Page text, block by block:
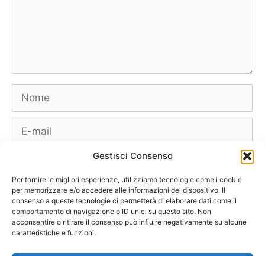
Gestisci Consenso
Per fornire le migliori esperienze, utilizziamo tecnologie come i cookie
per memorizzare e/o accedere alle informazioni del dispositivo. Il
consenso a queste tecnologie ci permetterà di elaborare dati come il
comportamento di navigazione o ID unici su questo sito. Non
acconsentire o ritirare il consenso può influire negativamente su alcune
caratteristiche e funzioni.
Nome
E-
mail
web